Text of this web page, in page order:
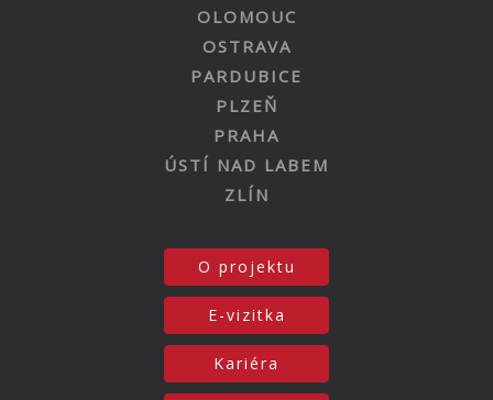
OLOMOUC
OSTRAVA
PARDUBICE
PLZEŇ
PRAHA
ÚSTÍ NAD LABEM
ZLÍN
O projektu
E-vizitka
Kariéra